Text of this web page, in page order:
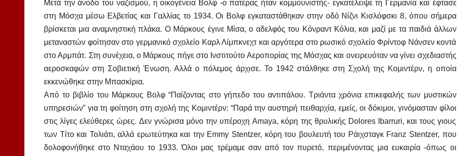
Μετά την άνοδο του ναζισμού, η οικογένεια Βολφ -ο πατέρας ήταν κομμουνιστής- εγκατέλειψε τη Γερμανία και έφτασε
στη Μόσχα μέσω Ελβετίας και Γαλλίας το 1934. Οι Βολφ εγκαταστάθηκαν στην οδό Νίζνι Κισλόφσκι 8, όπου σήμερα
βρίσκεται μια αναμνηστική πλάκα. Ο Μάρκους έγινε Μίσα, ο αδελφός του Κόνραντ Κόλια, και μαζί με τα παιδιά άλλων
μεταναστών φοίτησαν στο γερμανικό σχολείο Καρλ Λίμπκνεχτ και αργότερα στο ρωσικό σχολείο Φρίντοφ Νάνσεν κοντά
στο Αρμπάτ. Στη συνέχεια, ο Μάρκους πήγε στο Ινστιτούτο Αεροπορίας της Μόσχας και ονειρευόταν να γίνει σχεδιαστής
αεροσκαφών στη Σοβιετική Ένωση. Αλλά ο πόλεμος άρχισε. Το 1942 στάλθηκε στη Σχολή της Κομιντέρν, η οποία
εκκενώθηκε στην Μπασκίρια.
Από το βιβλίο του Μάρκους Βολφ “Παίζοντας στο γήπεδο του αντιπάλου. Τριάντα χρόνια επικεφαλής των μυστικών
υπηρεσιών” για τη φοίτηση στη σχολή της Κομιντέρν: “Παρά την αυστηρή πειθαρχία, εμείς, οι δόκιμοι, γινόμασταν φίλοι
στις λίγες ελεύθερες ώρες. Δεν γνώρισα μόνο την υπέροχη Amaya, κόρη της θρυλικής Dolores Ibarruri, και τους γιους
των Τίτο και Τολιάτι, αλλά ερωτεύτηκα και την Emmy Stentzer, κόρη του βουλευτή του Ράιχσταγκ Franz Stentzer, που
δολοφονήθηκε στο Νταχάου το 1933. Όλοι μας τρέμαμε σαν από τον πυρετό, περιμένοντας μια ευκαιρία -όπως οι